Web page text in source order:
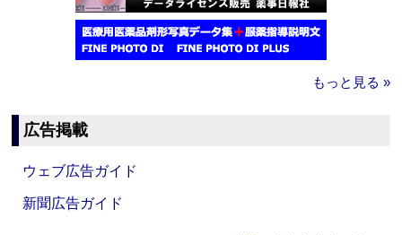
もっと見る »
広告掲載
ウェブ広告ガイド
新聞広告ガイド